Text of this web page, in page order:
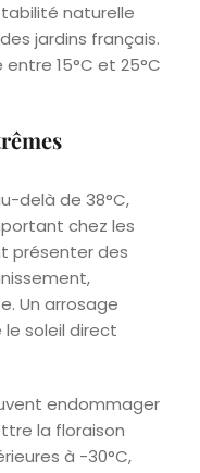
naturelle
jardins français.
15°C et 25°C
delà de 38°C,
chez les
présenter des
Un arrosage
soleil direct
endommager
la floraison
à -30°C,